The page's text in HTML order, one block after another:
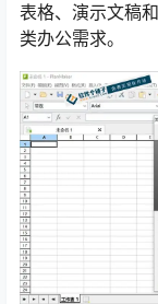
表格、演示文稿
类办公需求。